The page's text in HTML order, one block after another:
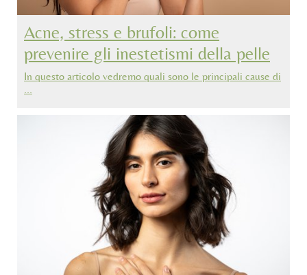
Acne, stress e brufoli: come
prevenire gli inestetismi della pelle
In questo articolo vedremo quali sono le principali cause di
…